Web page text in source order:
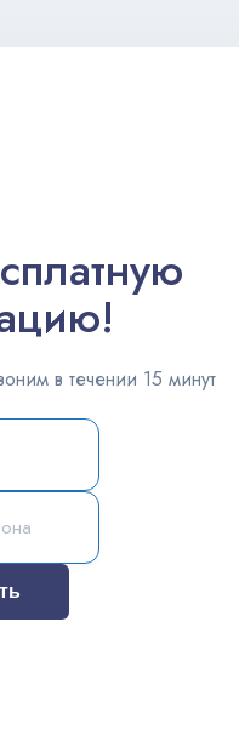
в течении 15 минут